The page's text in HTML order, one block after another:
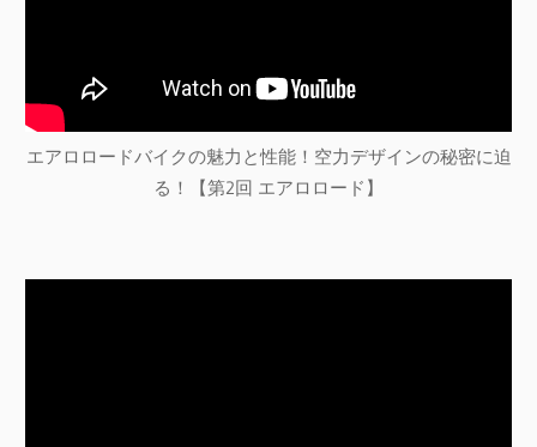
エアロロードバイクの魅力と性能！空力デザインの秘密に迫
る！【第2回 エアロロード】